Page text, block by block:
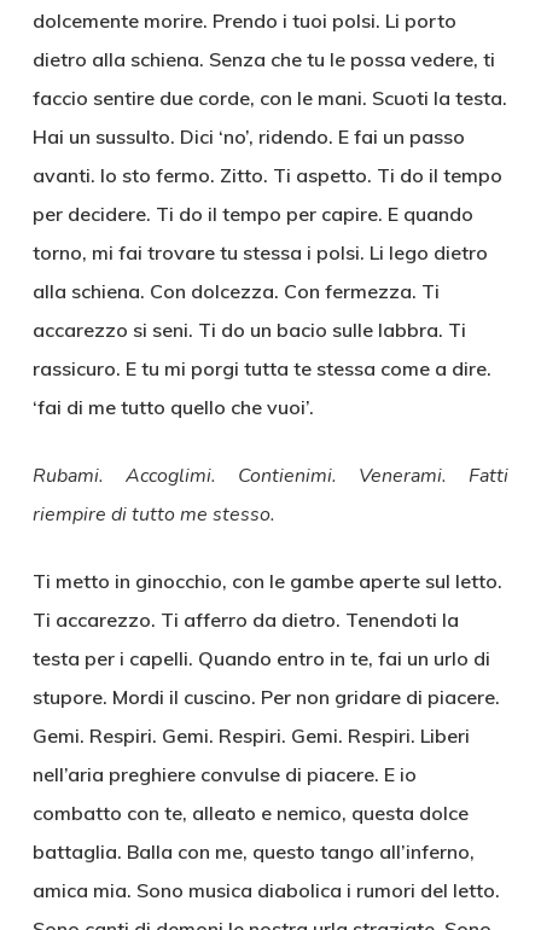
dolcemente morire. Prendo i tuoi polsi. Li porto
dietro alla schiena. Senza che tu le possa vedere, ti
faccio sentire due corde, con le mani. Scuoti la testa.
Hai un sussulto. Dici ‘no’, ridendo. E fai un passo
avanti. Io sto fermo. Zitto. Ti aspetto. Ti do il tempo
per decidere. Ti do il tempo per capire. E quando
torno, mi fai trovare tu stessa i polsi. Li lego dietro
alla schiena. Con dolcezza. Con fermezza. Ti
accarezzo si seni. Ti do un bacio sulle labbra. Ti
rassicuro. E tu mi porgi tutta te stessa come a dire.
‘fai di me tutto quello che vuoi’.
Rubami. Accoglimi. Contienimi. Venerami. Fatti
riempire di tutto me stesso.
Ti metto in ginocchio, con le gambe aperte sul letto.
Ti accarezzo. Ti afferro da dietro. Tenendoti la
testa per i capelli. Quando entro in te, fai un urlo di
stupore. Mordi il cuscino. Per non gridare di piacere.
Gemi. Respiri. Gemi. Respiri. Gemi. Respiri. Liberi
nell’aria preghiere convulse di piacere. E io
combatto con te, alleato e nemico, questa dolce
battaglia. Balla con me, questo tango all’inferno,
amica mia. Sono musica diabolica i rumori del letto.